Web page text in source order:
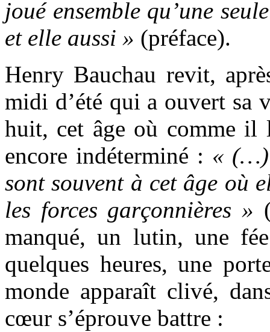
joué ensemble qu’une
et elle aussi » (préface).
Henry Bauchau revit,
midi d’été qui a ouvert sa
huit, cet âge où comme
encore indéterminé : « (…)
sont souvent à cet âge où
les forces garçonnières »
manqué, un lutin, une
quelques heures, une
monde apparaît clivé,
cœur s’éprouve battre :